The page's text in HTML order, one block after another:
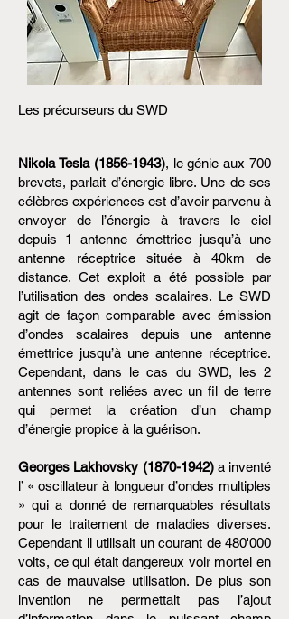
Les précurseurs du SWD
Nikola Tesla (1856-1943), le génie aux 700
brevets, parlait d’énergie libre. Une de ses
célèbres expériences est d’avoir parvenu à
envoyer de l’énergie à travers le ciel
depuis 1 antenne émettrice jusqu’à une
antenne réceptrice située à 40km de
distance. Cet exploit a été possible par
l’utilisation des ondes scalaires. Le SWD
agit de façon comparable avec émission
d’ondes scalaires depuis une antenne
émettrice jusqu’à une antenne réceptrice.
Cependant, dans le cas du SWD, les 2
antennes sont reliées avec un fil de terre
qui permet la création d’un champ
d’énergie propice à la guérison.
Georges Lakhovsky (1870-1942)a inventé
l’ « oscillateur à longueur d’ondes multiples
» qui a donné de remarquables résultats
pour le traitement de maladies diverses.
Cependant il utilisait un courant de 480'000
volts, ce qui était dangereux voir mortel en
cas de mauvaise utilisation. De plus son
invention ne permettait pas l’ajout
d’information dans le puissant champ